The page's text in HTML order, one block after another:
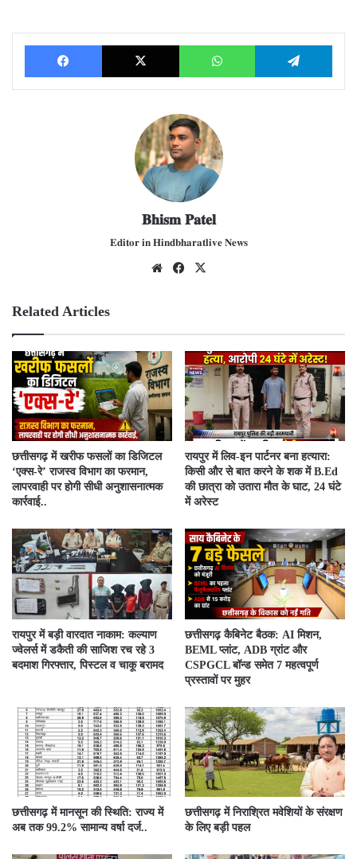
Facebook X WhatsApp
𝐁𝐡𝐢𝐬𝐦 𝐏𝐚𝐭𝐞𝐥
𝐄𝐝𝐢𝐭𝐨𝐫 𝐢𝐧 𝐇𝐢𝐧𝐝𝐛𝐡𝐚𝐫𝐚𝐭𝐥𝐢𝐯𝐞 𝐍𝐞𝐰𝐬
We
Fac
Related Articles
​छत्तीसगढ़ में खरीफ फसलों का डिजिटल
‘एक्स-रे’ राजस्व विभाग का फरमान,
लापरवाही पर होगी सीधी अनुशासनात्मक
कार्रवाई..
रायपुर में लिव-इन पार्टनर बना हत्यारा:
किसी और से बात करने के शक में B.Ed
की छात्रा को उतारा मौत के घाट, 24 घंटे
में अरेस्ट
रायपुर में बड़ी वारदात नाकाम: कल्याण
ज्वेलर्स में डकैती की साजिश रच रहे 3
बदमाश गिरफ्तार, पिस्टल व चाकू बरामद
छत्तीसगढ़ कैबिनेट बैठक: AI मिशन,
BEML प्लांट, ADB ग्रांट और
CSPGCL बॉन्ड समेत 7 महत्वपूर्ण
प्रस्तावों पर मुहर
छत्तीसगढ़ में मानसून की स्थिति: राज्य में
अब तक 99.2% सामान्य वर्षा दर्ज..
छत्तीसगढ़ में निराश्रित मवेशियों के संरक्षण
के लिए बड़ी पहल